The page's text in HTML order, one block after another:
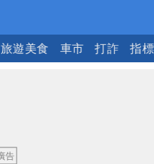
旅遊美食 車市 打詐 指